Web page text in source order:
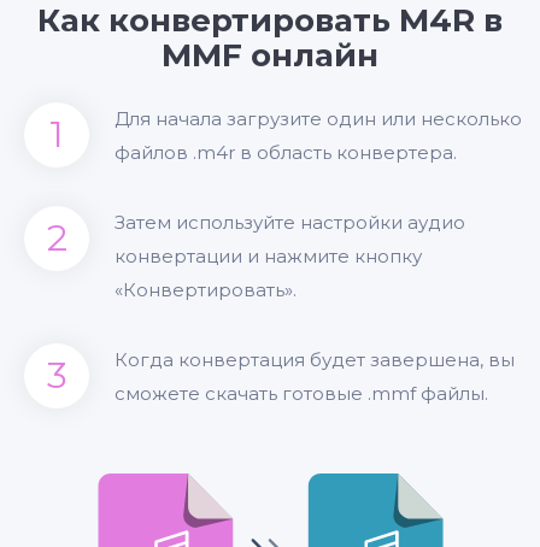
Как конвертировать M4R в
MMF онлайн
1
Для начала загрузите один или несколько
файлов .m4r в область конвертера.
2
Затем используйте настройки аудио
конвертации и нажмите кнопку
«Конвертировать».
3
Когда конвертация будет завершена, вы
сможете скачать готовые .mmf файлы.